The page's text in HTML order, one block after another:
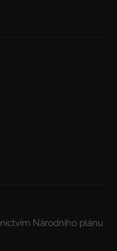
Národního plánu